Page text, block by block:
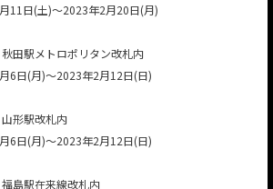
11日(土)～2023年2月20日(月)
田駅メトロポリタン改札内
6日(月)～2023年2月12日(日)
形駅改札内
6日(月)～2023年2月12日(日)
島駅在来線改札内